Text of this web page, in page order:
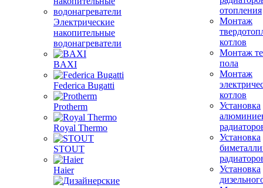
Электрические
накопительные
водонагреватели
BAXI
Federica Bugatti
Protherm
Royal Thermo
STOUT
Haier
отопления
Монтаж
котлов
Монтаж
пола
Монтаж
котлов
Установка
Установка
Установка